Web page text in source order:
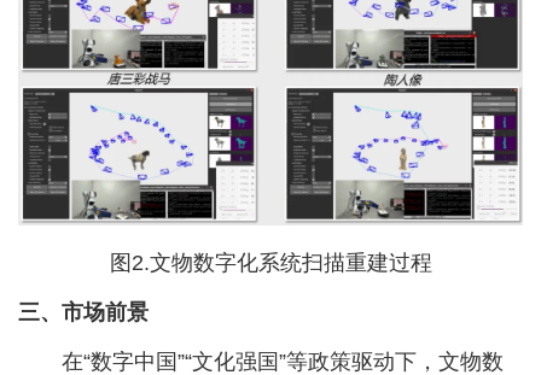
图2.文物数字化系统扫描重建过程
三、市场前景
在“数字中国”“文化强国”等政策驱动下，文物数